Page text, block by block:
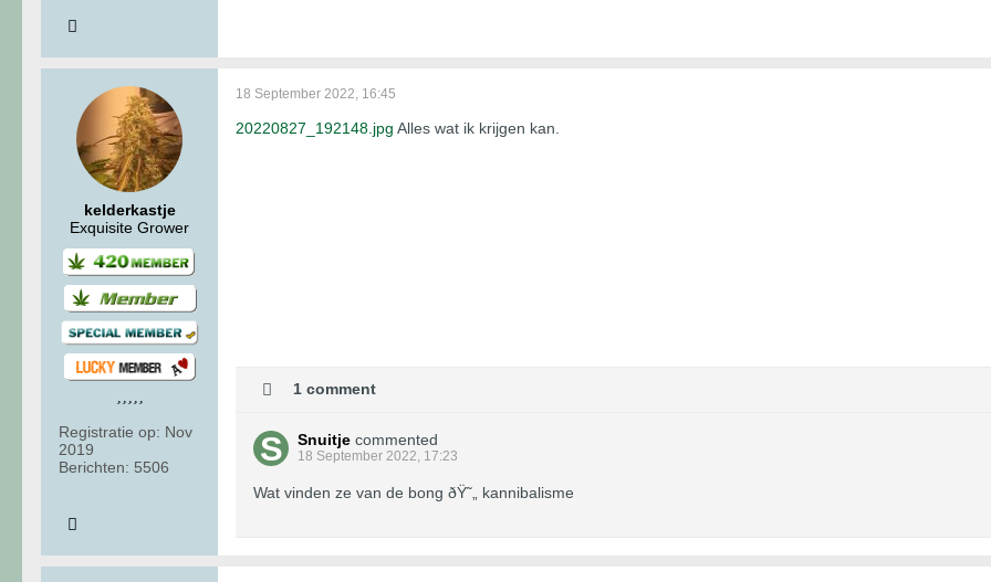
kelderkastje
Exquisite Grower
Registratie op: Nov
2019
Berichten: 5506
18 September 2022, 16:45
20220827_192148.jpg Alles wat ik krijgen kan.
1 comment
Snuitje commented
18 September 2022, 17:23
Wat vinden ze van de bong ðŸ˜„ kannibalisme